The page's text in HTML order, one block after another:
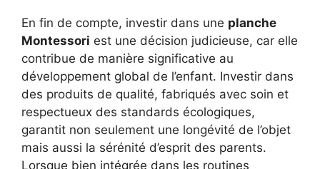
En fin de compte, investir dans une planche
Montessori est une décision judicieuse, car elle
contribue de manière significative au
développement global de l’enfant. Investir dans
des produits de qualité, fabriqués avec soin et
respectueux des standards écologiques,
garantit non seulement une longévité de l’objet
mais aussi la sérénité d’esprit des parents.
Lorsque bien intégrée dans les routines